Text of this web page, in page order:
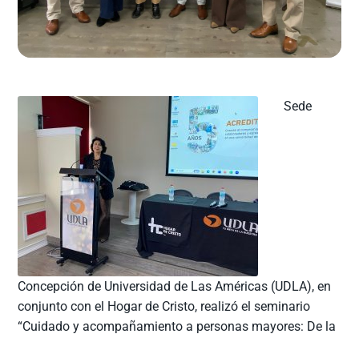
Sede
Concepción de Universidad de Las Américas (UDLA), en
conjunto con el Hogar de Cristo, realizó el seminario
“Cuidado y acompañamiento a personas mayores: De la